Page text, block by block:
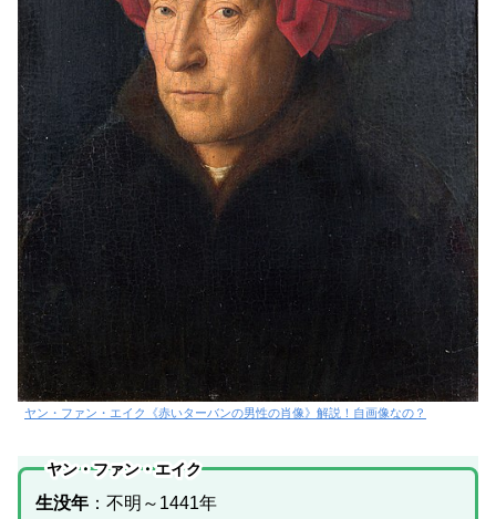
ヤン・ファン・エイク《赤いターバンの男性の肖像》解説！自画像なの？
ヤン・ファン・エイク
生没年：不明～1441年